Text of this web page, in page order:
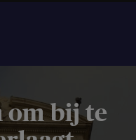
om bij te